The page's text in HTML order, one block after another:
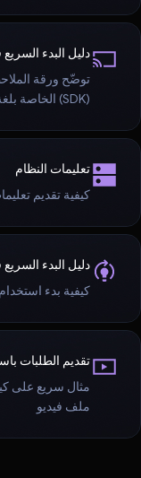
دليل البدء
توضّح ورقة
(SDK) الخاصة بلغة Python.
تعليمات النظام
كيفية تقديم
دليل البدء
كيفية بدء
تقديم الطلبات
ملف فيديو